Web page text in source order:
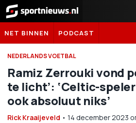
Sportnieuws.nl
NET BINNEN PODCAST
NEDERLANDS VOETBAL
Ramiz Zerrouki vond
te licht’: ‘Celtic-
ook absoluut niks’
Rick Kraaijeveld • 14 december 2023